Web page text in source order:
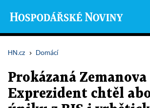
HN.cz › Domácí
Prokázaná Zemanova
Exprezident chtěl